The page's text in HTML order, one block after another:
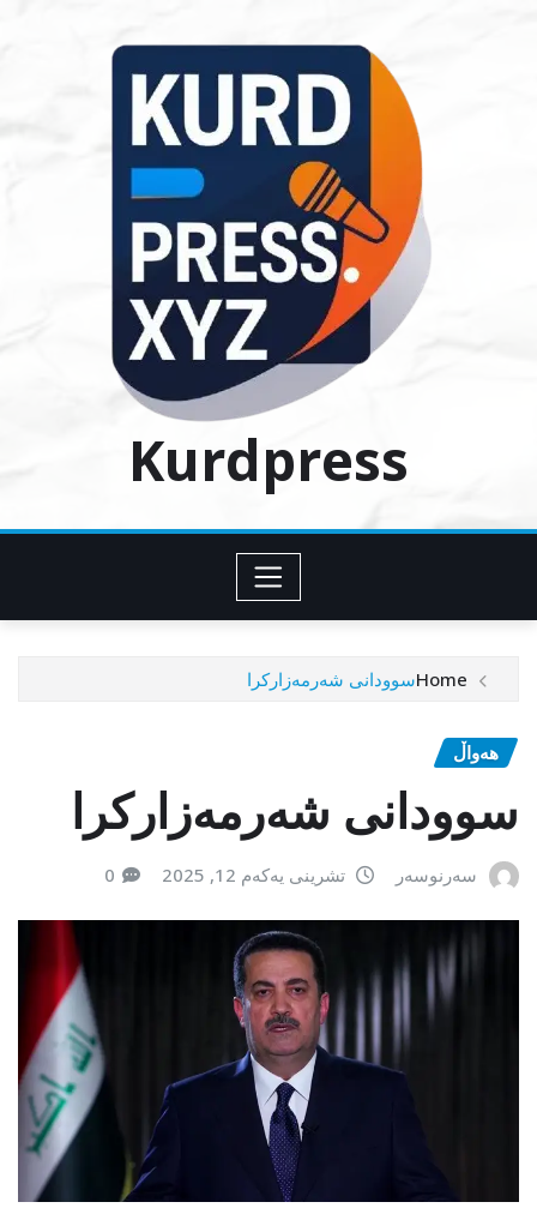
Kurdpress
Homeسوودانی شەرمەزارکرا
هەواڵ
سوودانی شەرمەزارکرا
سەرنوسەر تشرینی یەکەم 12, 2025 0